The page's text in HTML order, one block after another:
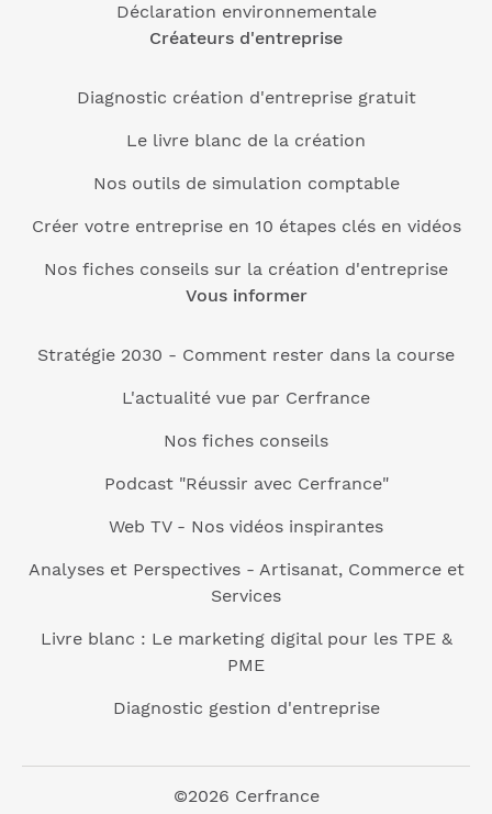
Déclaration environnementale
Créateurs d'entreprise
Diagnostic création d'entreprise gratuit
Le livre blanc de la création
Nos outils de simulation comptable
Créer votre entreprise en 10 étapes clés en vidéos
Nos fiches conseils sur la création d'entreprise
Vous informer
Stratégie 2030 - Comment rester dans la course
L'actualité vue par Cerfrance
Nos fiches conseils
Podcast "Réussir avec Cerfrance"
Web TV - Nos vidéos inspirantes
Analyses et Perspectives - Artisanat, Commerce et
Services
Livre blanc : Le marketing digital pour les TPE &
PME
Diagnostic gestion d'entreprise
©2026 Cerfrance